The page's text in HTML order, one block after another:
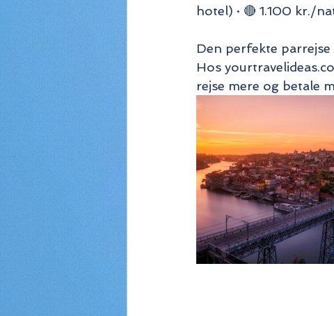
hotel) · 🔴 1.100 kr./
Den perfekte
Hos
rejse mere og betale